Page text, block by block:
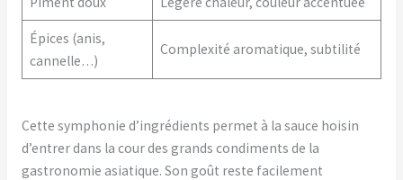
Épices (anis,
cannelle…)
Complexité aromatique, subtilité
Cette symphonie d’ingrédients permet à la sauce hoisin
d’entrer dans la cour des grands condiments de la
gastronomie asiatique. Son goût reste facilement